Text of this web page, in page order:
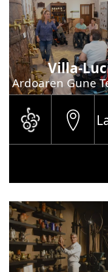
Villa-
Ardoaren Gune